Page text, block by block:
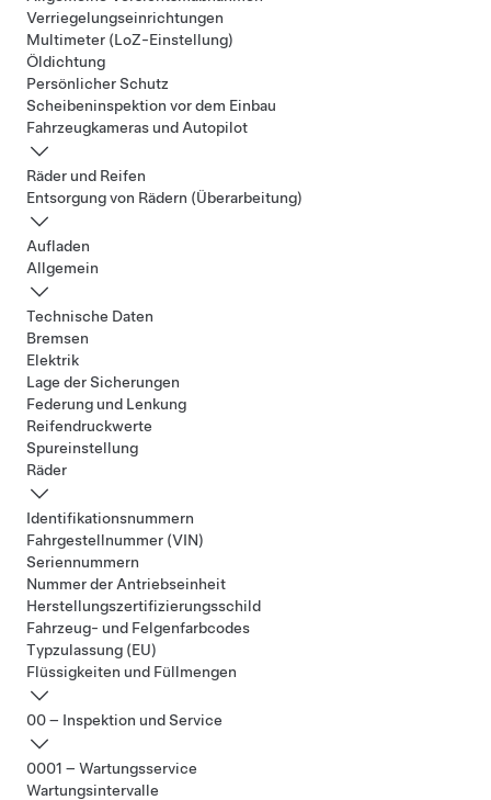
Verriegelungseinrichtungen
Multimeter (LoZ-Einstellung)
Öldichtung
Persönlicher Schutz
Scheibeninspektion vor dem Einbau
Fahrzeugkameras und Autopilot
Räder und Reifen
Entsorgung von Rädern (Überarbeitung)
Aufladen
Allgemein
Technische Daten
Bremsen
Elektrik
Lage der Sicherungen
Federung und Lenkung
Reifendruckwerte
Spureinstellung
Räder
Identifikationsnummern
Fahrgestellnummer (VIN)
Seriennummern
Nummer der Antriebseinheit
Herstellungszertifizierungsschild
Fahrzeug- und Felgenfarbcodes
Typzulassung (EU)
Flüssigkeiten und Füllmengen
00 – Inspektion und Service
0001 – Wartungsservice
Wartungsintervalle